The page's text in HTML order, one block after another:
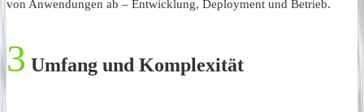
von Anwendungen ab – Entwicklung, Deployment und Betrieb.
3 Umfang und Komplexität